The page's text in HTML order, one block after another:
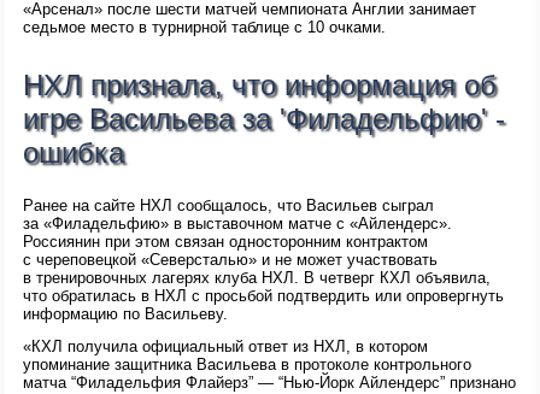
«Арсенал» после шести матчей чемпионата Англии занимает
седьмое место в турнирной таблице с 10 очками.
НХЛ признала, что информация об
игре Васильева за 'Филадельфию' -
ошибка
Ранее на сайте НХЛ сообщалось, что Васильев сыграл
за «Филадельфию» в выставочном матче с «Айлендерс».
Россиянин при этом связан односторонним контрактом
с череповецкой «Северсталью» и не может участвовать
в тренировочных лагерях клуба НХЛ. В четверг КХЛ объявила,
что обратилась в НХЛ с просьбой подтвердить или опровергнуть
информацию по Васильеву.
«КХЛ получила официальный ответ из НХЛ, в котором
упоминание защитника Васильева в протоколе контрольного
матча “Филадельфия Флайерз” — “Нью-Йорк Айлендерс” признано